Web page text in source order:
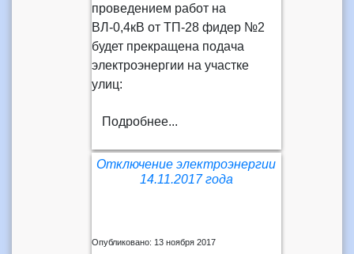
проведением работ на
ВЛ-0,4кВ от ТП-28 фидер №2
будет прекращена подача
электроэнергии на участке
улиц:
Подробнее...
Отключение электроэнергии
14.11.2017 года
Опубликовано: 13 ноября 2017